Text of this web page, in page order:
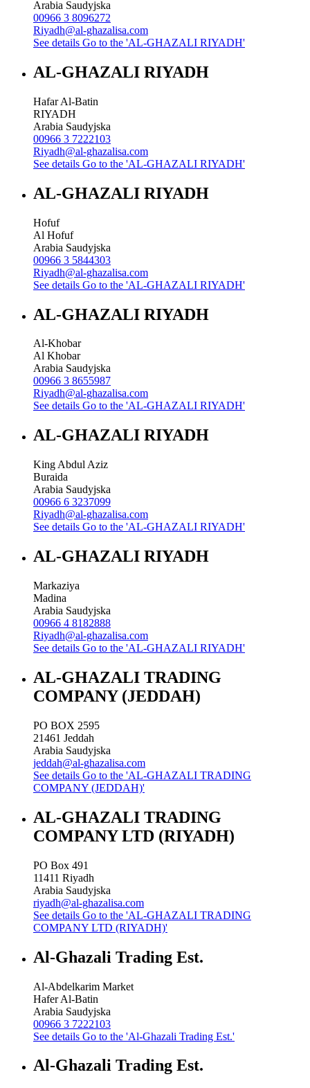
Arabia Saudyjska
00966 3 8096272
Riyadh@al-ghazalisa.com
See details Go to the 'AL-GHAZALI RIYADH'
AL-GHAZALI RIYADH
Hafar Al-Batin
RIYADH
Arabia Saudyjska
00966 3 7222103
Riyadh@al-ghazalisa.com
See details Go to the 'AL-GHAZALI RIYADH'
AL-GHAZALI RIYADH
Hofuf
Al Hofuf
Arabia Saudyjska
00966 3 5844303
Riyadh@al-ghazalisa.com
See details Go to the 'AL-GHAZALI RIYADH'
AL-GHAZALI RIYADH
Al-Khobar
Al Khobar
Arabia Saudyjska
00966 3 8655987
Riyadh@al-ghazalisa.com
See details Go to the 'AL-GHAZALI RIYADH'
AL-GHAZALI RIYADH
King Abdul Aziz
Buraida
Arabia Saudyjska
00966 6 3237099
Riyadh@al-ghazalisa.com
See details Go to the 'AL-GHAZALI RIYADH'
AL-GHAZALI RIYADH
Markaziya
Madina
Arabia Saudyjska
00966 4 8182888
Riyadh@al-ghazalisa.com
See details Go to the 'AL-GHAZALI RIYADH'
AL-GHAZALI TRADING
COMPANY (JEDDAH)
PO BOX 2595
21461 Jeddah
Arabia Saudyjska
jeddah@al-ghazalisa.com
See details Go to the 'AL-GHAZALI TRADING
COMPANY (JEDDAH)'
AL-GHAZALI TRADING
COMPANY LTD (RIYADH)
PO Box 491
11411 Riyadh
Arabia Saudyjska
riyadh@al-ghazalisa.com
See details Go to the 'AL-GHAZALI TRADING
COMPANY LTD (RIYADH)'
Al-Ghazali Trading Est.
Al-Abdelkarim Market
Hafer Al-Batin
Arabia Saudyjska
00966 3 7222103
See details Go to the 'Al-Ghazali Trading Est.'
Al-Ghazali Trading Est.